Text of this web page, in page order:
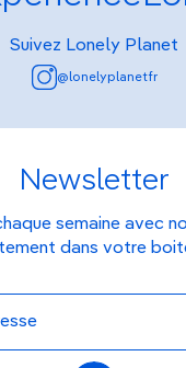
Suivez Lonely Planet
@lonelyplanetfr
Newsletter
semaine avec
dans votre